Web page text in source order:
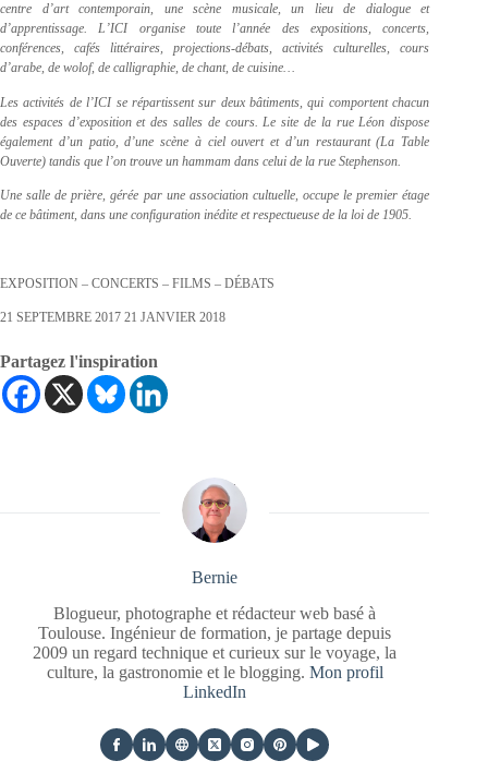
centre d’art contemporain, une scène musicale, un lieu de dialogue et
d’apprentissage. L’ICI organise toute l’année des expositions, concerts,
conférences, cafés littéraires, projections-débats, activités culturelles, cours
d’arabe, de wolof, de calligraphie, de chant, de cuisine…
Les activités de l’ICI se répartissent sur deux bâtiments, qui comportent chacun
des espaces d’exposition et des salles de cours. Le site de la rue Léon dispose
également d’un patio, d’une scène à ciel ouvert et d’un restaurant (La Table
Ouverte) tandis que l’on trouve un hammam dans celui de la rue Stephenson.
Une salle de prière, gérée par une association cultuelle, occupe le premier étage
de ce bâtiment, dans une configuration inédite et respectueuse de la loi de 1905.
EXPOSITION – CONCERTS – FILMS – DÉBATS
21 SEPTEMBRE 2017 21 JANVIER 2018
Partagez l'inspiration
Bernie
Blogueur, photographe et rédacteur web basé à
Toulouse. Ingénieur de formation, je partage depuis
2009 un regard technique et curieux sur le voyage, la
culture, la gastronomie et le blogging. Mon profil
LinkedIn